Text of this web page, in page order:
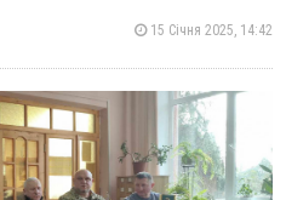
15 Січня 2025, 14:42